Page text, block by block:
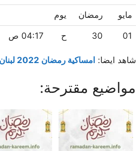
مايو رمضان يوم
01
30 ح 04:17 ص
شاهد ايضا: امساكية رمضان 2022 لبنان
مواضيع مقترحة: